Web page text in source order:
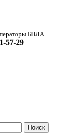
БПЛА
57-29